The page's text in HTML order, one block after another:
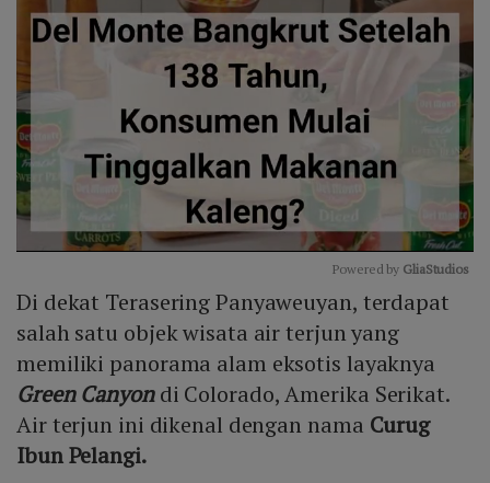
Mute
Powered by GliaStudios
Di dekat Terasering Panyaweuyan, terdapat
salah satu objek wisata air terjun yang
memiliki panorama alam eksotis layaknya
Green Canyondi Colorado, Amerika Serikat.
Air terjun ini dikenal dengan nama Curug
Ibun Pelangi.